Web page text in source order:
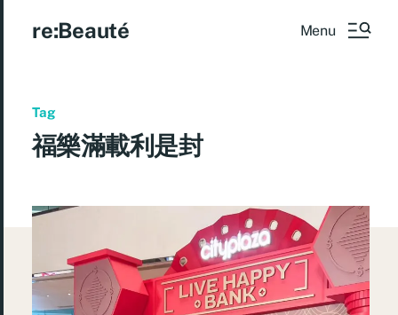
re:Beauté Menu
Tag
福樂滿載利是封